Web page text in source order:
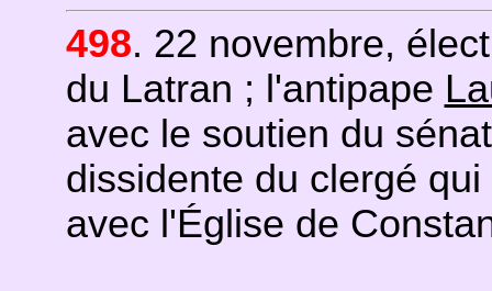
498. 22 novembre,
du Latran ; l'antipape
avec le soutien du
dissidente du clergé
avec l'Église de